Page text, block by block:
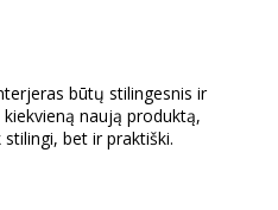
būtų stilingesnis ir
naują produktą,
bet ir praktiški.